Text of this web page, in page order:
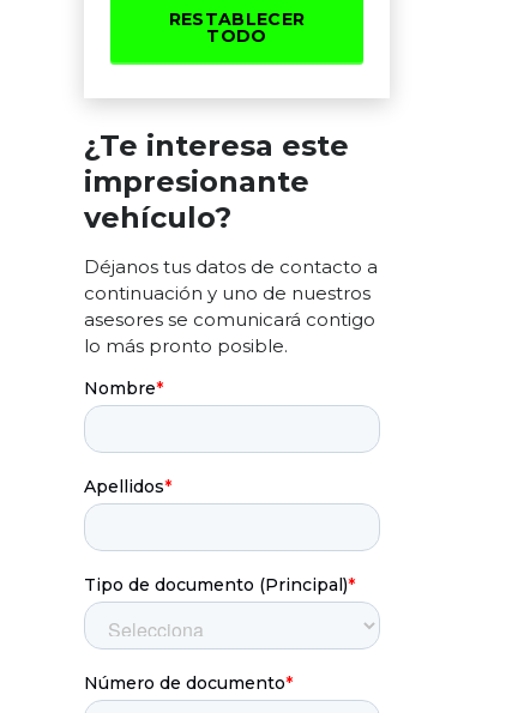
RESTABLECER
TODO
¿Te interesa este
impresionante
vehículo?
Déjanos tus datos de contacto a
continuación y uno de nuestros
asesores se comunicará contigo
lo más pronto posible.